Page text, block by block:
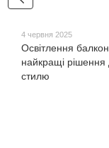
4 червня 2025
Освітлення
найкращі рішення
стилю